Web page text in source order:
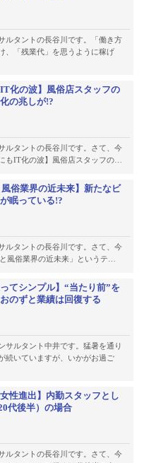
ルタントの長谷川です。「働き方
、「残業代」を思うように稼げ
IT化の波】風俗店スタッフの
の兆しが!?
ルタントの長谷川です。さて、今
もIT化の波】風俗店スタッフの…
風俗業界の近未来】新たなビ
眠っている!?
ルタントの長谷川です。さて、今
風俗業界の近未来」というテ…
ってシンプル】“当たり前”を
のずと業績は回復する
サルタント中井です。猛暑を通り
続いていますが、いかがお過ご
女性進出】内勤スタッフとし
代後半）の場合
ルタントの長谷川です。さて、今